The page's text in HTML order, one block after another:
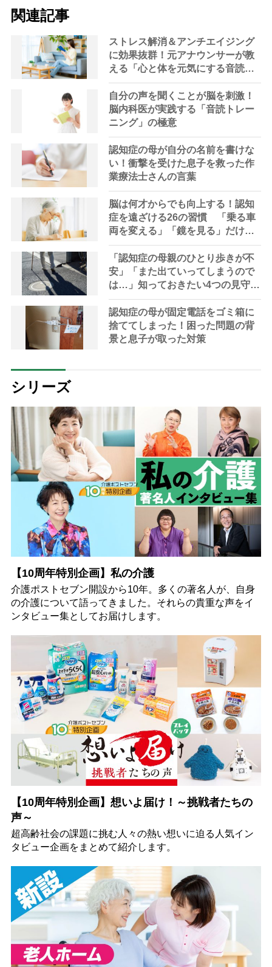
関連記事
ストレス解消＆アンチエイジング
に効果抜群！元アナウンサーが教
える「心と体を元気にする音読の
習慣」
自分の声を聞くことが脳を刺激！
脳内科医が実践する「音読トレー
ニング」の極意
認知症の母が自分の名前を書けな
い！衝撃を受けた息子を救った作
業療法士さんの言葉
脳は何才からでも向上する！認知
症を遠ざける26の習慣 「乗る車
両を変える」「鏡を見る」だけで
も脳は刺激される
「認知症の母親のひとり歩きが不
安」「また出ていってしまうので
は…」知っておきたい4つの見守り
方法やサービスを専門家が解説
認知症の母が固定電話をゴミ箱に
捨ててしまった！困った問題の背
景と息子が取った対策
シリーズ
【10周年特別企画】私の介護
介護ポストセブン開設から10年。多くの著名人が、自身
の介護について語ってきました。それらの貴重な声をイ
ンタビュー集としてお届けします。
【10周年特別企画】想いよ届け！～挑戦者たちの
声～
超高齢社会の課題に挑む人々の熱い想いに迫る人気イン
タビュー企画をまとめて紹介します。